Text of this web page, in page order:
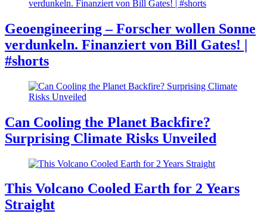
Geoengineering – Forscher wollen Sonne
verdunkeln. Finanziert von Bill Gates! |
#shorts
Can Cooling the Planet Backfire?
Surprising Climate Risks Unveiled
This Volcano Cooled Earth for 2 Years
Straight